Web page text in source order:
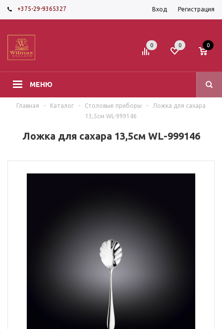
+375-29-9365327 Вход Регистрация
МЕНЮ
0 0 0
Главная - Каталог - Столовые приборы -
Ложка для сахара
13,5см WL-999146
Ложка для сахара 13,5см WL-999146